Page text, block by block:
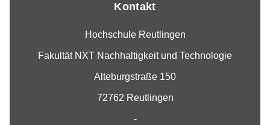
Kontakt
Hochschule Reutlingen
Fakultät NXT Nachhaltigkeit und Technologie
Alteburgstraße 150
72762 Reutlingen
-